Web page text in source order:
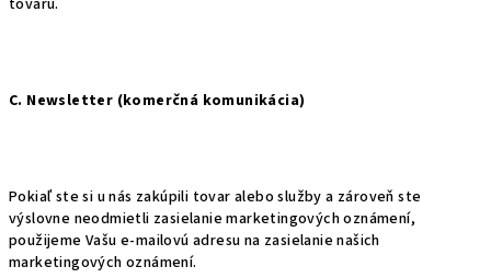
tovaru.
C. Newsletter (komerčná komunikácia)
Pokiaľ ste si u nás zakúpili tovar alebo služby a zároveň ste
výslovne neodmietli zasielanie marketingových oznámení,
použijeme Vašu e-mailovú adresu na zasielanie našich
marketingových oznámení.